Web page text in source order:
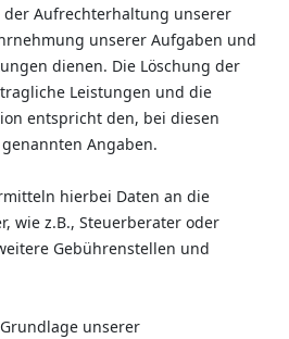
der Aufrechterhaltung unserer
unserer Aufgaben und
dienen. Die Löschung der
Leistungen und die
entspricht den, bei diesen
Angaben.
hierbei Daten an die
wie z.B., Steuerberater oder
Gebührenstellen und
unserer